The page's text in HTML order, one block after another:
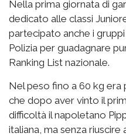
Nella prima giornata di
dedicato alle classi
partecipato anche i
Polizia per guadagnare
Ranking List nazionale.
Nel peso fino a 60 kg
che dopo aver vinto il
difficoltà il napoletano
italiana, ma senza riuscire